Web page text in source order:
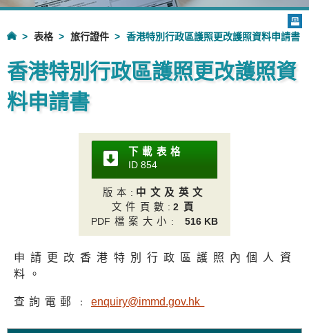
表格 旅行證件 香港特別行政區護照更改護照資料申請書
香港特別行政區護照更改護照資
料申請書
下載表格
ID 854
版本 : 中文及英文
文件頁數 :2頁
PDF檔案大小:516 KB
申請更改香港特別行政區護照內個人資
料。
查詢電郵﹕ enquiry@immd.gov.hk